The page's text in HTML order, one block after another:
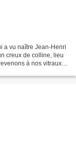
a vu naître Jean-Henri
creux de colline, lieu
à nos vitraux !